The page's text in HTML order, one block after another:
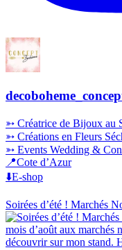
➳ Créatrice de Bijoux au
➳ Créations en Fleurs
➳ Events Wedding &
📍Cote d’Azur
⬇️E-shop
Soirées d’été ! Marchés